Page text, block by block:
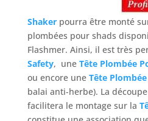
Shakerpourra être monté
plombées pour shads
Flashmer. Ainsi, il est très
Safety, une Tête Plombée
ou encore une Tête
balai anti-herbe). La
facilitera le montage sur la